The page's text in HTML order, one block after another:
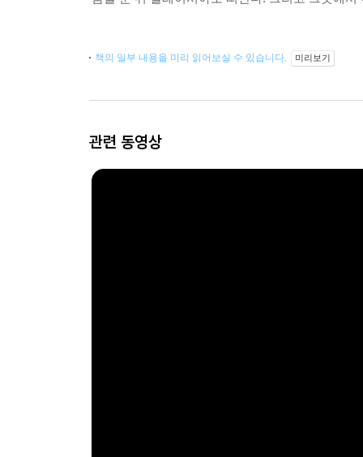
책의 일부 내용을 미리 읽어보실 수 있습니다. 미리보기
관련 동영상